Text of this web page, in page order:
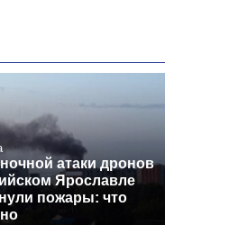
атаки дронов
Ярославле
пожары: что